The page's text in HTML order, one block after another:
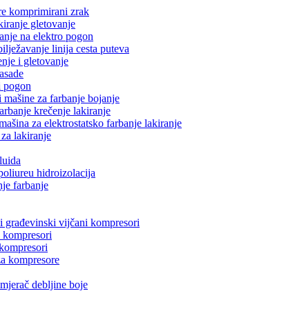
komprimirani zrak
gletovanje
na elektro pogon
linija cesta puteva
i gletovanje
pogon
za farbanje bojanje
krečenje lakiranje
za elektrostatsko farbanje lakiranje
lakiranje
hidroizolacija
farbanje
vijčani kompresori
kompresore
debljine boje